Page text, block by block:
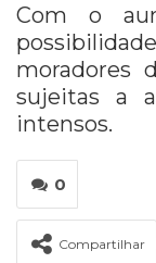
Com o
moradores
sujeitas a
intensos.
0
Compartilhar